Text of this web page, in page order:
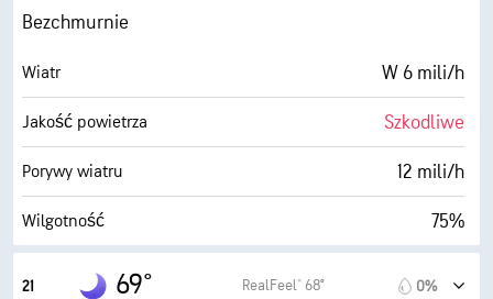
AccuLumen Brightness Index™
Zachmurzenie 1%
Widoczność 5 mili
Pułap chmur 30000 stopy
Bezchmurnie
Wiatr W 6 mili/h
Jakość powietrza Szkodliwe
Porywy wiatru 12 mili/h
Wilgotność 75%
Punkt rosy
21 69° RealFeel® 68° 0%